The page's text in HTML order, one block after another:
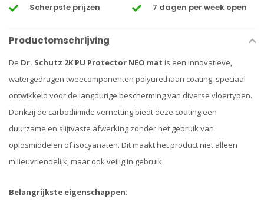
Scherpste prijzen 7 dagen per week open
Productomschrijving
De Dr. Schutz 2K PU Protector NEO mat is een innovatieve,
watergedragen tweecomponenten polyurethaan coating, speciaal
ontwikkeld voor de langdurige bescherming van diverse vloertypen.
Dankzij de carbodiimide vernetting biedt deze coating een
duurzame en slijtvaste afwerking zonder het gebruik van
oplosmiddelen of isocyanaten. Dit maakt het product niet alleen
milieuvriendelijk, maar ook veilig in gebruik.
Belangrijkste eigenschappen: